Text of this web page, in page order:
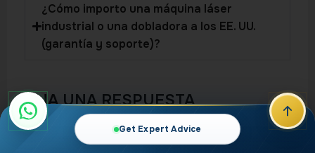
¿Cómo importo una máquina láser
industrial o una dobladora a los EE. UU.
(garantía y soporte)?
DEJA UNA RESPUESTA
Tu dirección de correo electrónico no será publicada.
Get Expert Advice